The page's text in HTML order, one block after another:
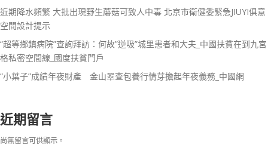
近期降水頻繁 大批出現野生蘑菇可致人中毒 北京市衛健委緊急JIUYI俱意
空間設計提示
“超等鄉鎮病院”查詢拜訪：何故”逆吸”城里患者和大夫_中國扶貧在到九宮
格私密空間線_國度扶貧門戶
“小葉子”成績年夜財產 金山翠查包養行情芽擔起年夜義務_中國網
近期留言
尚無留言可供顯示。